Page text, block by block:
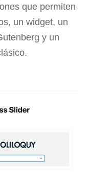
que permiten
un widget, un
y un